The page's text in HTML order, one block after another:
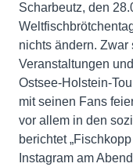
Scharbeutz, den
nichts ändern.
Veranstaltungen
Ostsee-Holstein-
mit seinen Fans
vor allem in den
berichtet
Instagram am